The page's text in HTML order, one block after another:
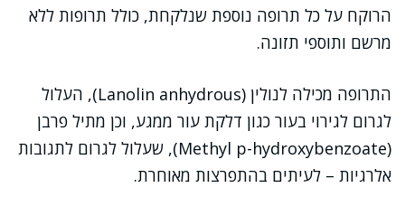
הרוקח על כל תרופה נוספת שנלקחת, כולל תרופות ללא
מרשם ותוספי תזונה.
התרופה מכילה לנולין (Lanolin anhydrous), העלול
לגרום לגירוי בעור כגון דלקת עור ממגע, וכן מתיל פרבן
(Methyl p-hydroxybenzoate), שעלול לגרום לתגובות
אלרגיות – לעיתים בהתפרצות מאוחרת.